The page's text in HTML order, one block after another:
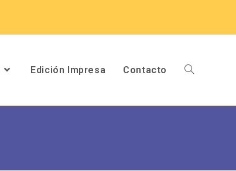
Edición Impresa Contacto